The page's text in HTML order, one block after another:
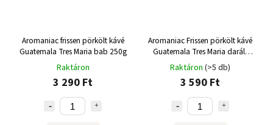
Aromaniac frissen pörkölt kávé
Guatemala Tres Maria bab 250g
Raktáron
3 290 Ft
Aromaniac Frissen pörkölt kávé
Guatemala Tres Maria darált
250g
Raktáron (>5 db)
3 590 Ft